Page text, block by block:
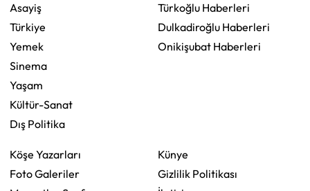
Asayiş
Türkiye
Yemek
Sinema
Yaşam
Kültür-Sanat
Dış Politika
Türkoğlu Haberleri
Dulkadiroğlu Haberleri
Onikişubat Haberleri
Köşe Yazarları
Foto Galeriler
Künye
Gizlilik Politikası